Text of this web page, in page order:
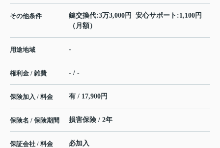
その他条件
鍵交換代:3万3,000円 安心サポート:1,100円
（月額）
用途地域 -
権利金 / 雑費 - / -
保険加入 / 料金 有 / 17,900円
保険名 / 保険期間 損害保険 / 2年
保証会社 / 料金
必加入